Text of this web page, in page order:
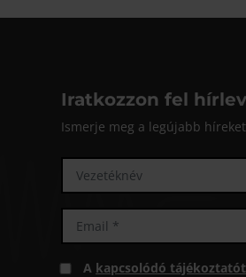
Iratkozzon fel
Ismerje meg a legújabb
A kapcsolódó tájékoztatót